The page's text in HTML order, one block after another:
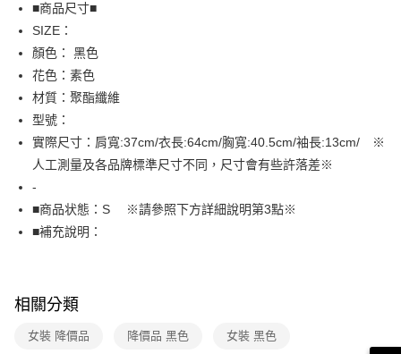
街口支付
悠遊付
全盈+PAY
AFTEE先享後付
相關說明
【關於「AFTEE先享後付」】
AFTEE先享後付是「在收到商品之後才付款」的支付方式。 讓您購物簡單
便利好安心！
１．簡單：不需註冊會員、不需綁卡、不需儲值。
３．安心：先確認商品／服務後，再付款。
結帳頁面，進行簡訊認證並確認金額後，即可完成結帳。
３．收到繳費通知簡訊後14天內，點擊此簡訊中的連結，可透過四大超商／
全家取貨付款
免運費
■商品尺寸■
SIZE：
顏色： 黑色
花色：素色
材質：聚酯纖維
型號：
實際尺寸：肩寬:37cm/衣長:64cm/胸寬:40.5cm/袖長:13cm/ ※
人工測量及各品牌標準尺寸不同，尺寸會有些許落差※
-
■商品状態：S ※請參照下方詳細說明第3點※
■補充說明：
相關分類
女裝 降價品 降價品 黑色 女裝 黑色